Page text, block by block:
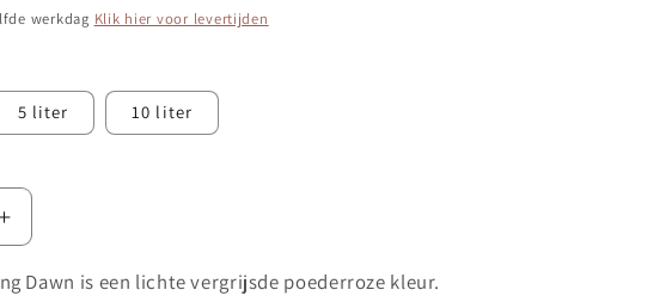
werkdag Klik hier voor levertijden
5 liter 10 liter
Aantal
verhogen
voorDawn is een lichte vergrijsde poederroze kleur.